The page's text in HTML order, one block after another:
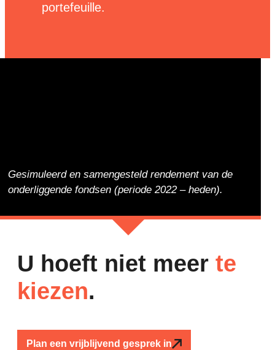
portefeuille.
U hoeft niet meer te
kiezen.
Plan een vrijblijvend gesprek in
Gesimuleerd en samengesteld rendement van de
onderliggende fondsen (periode 2022 – heden).